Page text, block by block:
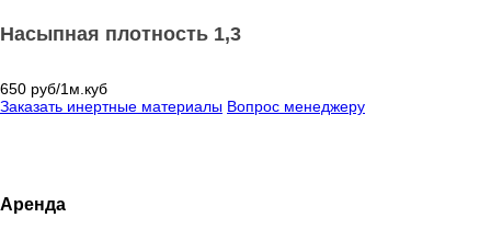
Насыпная плотность 1,3
650 руб/1м.куб
Заказать инертные материалы Вопрос менеджеру
Аренда